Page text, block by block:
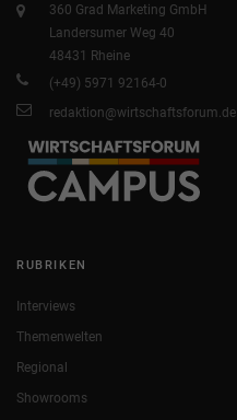
360 Grad Marketing GmbH
Landersumer Weg 40
48431 Rheine
(+49) 5971 92164-0
redaktion@wirtschaftsforum.de
RUBRIKEN
Interviews
Themenwelten
Regional
Showrooms